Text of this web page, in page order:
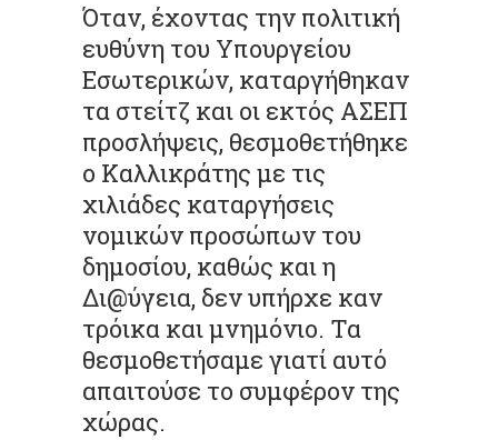
Όταν, έχοντας την πολιτική
ευθύνη του Υπουργείου
Εσωτερικών, καταργήθηκαν
τα στείτζ και οι εκτός ΑΣΕΠ
προσλήψεις, θεσμοθετήθηκε
ο Καλλικράτης με τις
χιλιάδες καταργήσεις
νομικών προσώπων του
δημοσίου, καθώς και η
Δι@ύγεια, δεν υπήρχε καν
τρόικα και μνημόνιο. Τα
θεσμοθετήσαμε γιατί αυτό
απαιτούσε το συμφέρον της
χώρας.